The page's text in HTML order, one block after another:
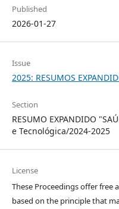
Published
2026-01-27
Issue
2025: RESUMOS
Section
RESUMO EXPANDIDO
e Tecnológica/2024-2025
License
These Proceedings offer free
based on the principle that